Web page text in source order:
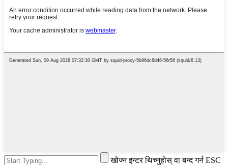
खोज्न इन्टर थिच्नुहोस् वा बन्द गर्न ESC